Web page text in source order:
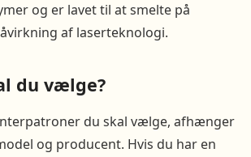
og er lavet til at smelte på
af laserteknologi.
du vælge?
du skal vælge, afhænger
og producent. Hvis du har en